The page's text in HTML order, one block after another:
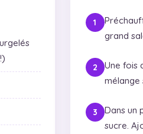
grand
Une fois
mélange
Dans un
sucre.